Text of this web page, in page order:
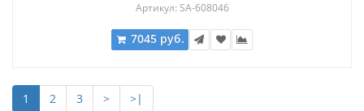
Артикул: SA-608046
7045 руб.
1 2 3 > >|